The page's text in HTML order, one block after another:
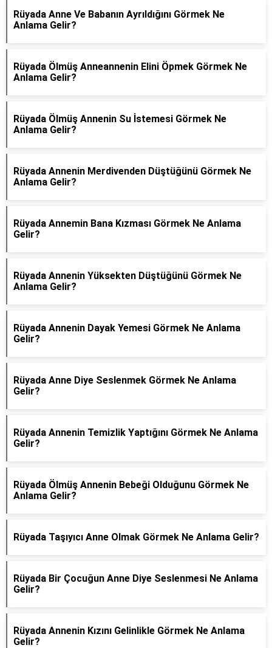
Rüyada Anne Ve Babanın Ayrıldığını Görmek Ne
Anlama Gelir?
Rüyada Ölmüş Anneannenin Elini Öpmek Görmek Ne
Anlama Gelir?
Rüyada Ölmüş Annenin Su İstemesi Görmek Ne
Anlama Gelir?
Rüyada Annenin Merdivenden Düştüğünü Görmek Ne
Anlama Gelir?
Rüyada Annemin Bana Kızması Görmek Ne Anlama
Gelir?
Rüyada Annenin Yüksekten Düştüğünü Görmek Ne
Anlama Gelir?
Rüyada Annenin Dayak Yemesi Görmek Ne Anlama
Gelir?
Rüyada Anne Diye Seslenmek Görmek Ne Anlama
Gelir?
Rüyada Annenin Temizlik Yaptığını Görmek Ne Anlama
Gelir?
Rüyada Ölmüş Annenin Bebeği Olduğunu Görmek Ne
Anlama Gelir?
Rüyada Taşıyıcı Anne Olmak Görmek Ne Anlama Gelir?
Rüyada Bir Çocuğun Anne Diye Seslenmesi Ne Anlama
Gelir?
Rüyada Annenin Kızını Gelinlikle Görmek Ne Anlama
Gelir?